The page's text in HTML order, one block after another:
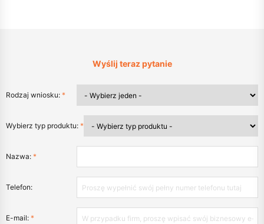
Wyślij teraz pytanie
Rodzaj wniosku: *
Wybierz typ produktu: *
Nazwa: *
Telefon:
E-mail: *